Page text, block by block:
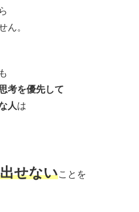
ん。
考を優先して
人は
せないことを